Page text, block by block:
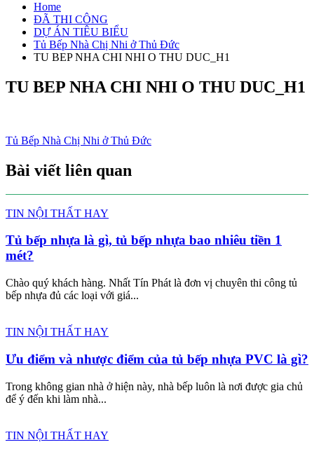
Home
ĐÃ THI CÔNG
DỰ ÁN TIÊU BIỂU
Tủ Bếp Nhà Chị Nhi ở Thủ Đức
TU BEP NHA CHI NHI O THU DUC_H1
TU BEP NHA CHI NHI O THU DUC_H1
Điều
hướng
bài
viết
Tủ Bếp Nhà Chị Nhi ở Thủ Đức
Bài viết liên quan
TIN NỘI THẤT HAY
Tủ bếp nhựa là gì, tủ bếp nhựa bao nhiêu tiền 1
mét?
Chào quý khách hàng. Nhất Tín Phát là đơn vị chuyên thi công tủ
bếp nhựa đủ các loại với giá...
TIN NỘI THẤT HAY
Ưu điểm và nhược điểm của tủ bếp nhựa PVC là gì?
Trong không gian nhà ở hiện này, nhà bếp luôn là nơi được gia chủ
để ý đến khi làm nhà...
TIN NỘI THẤT HAY